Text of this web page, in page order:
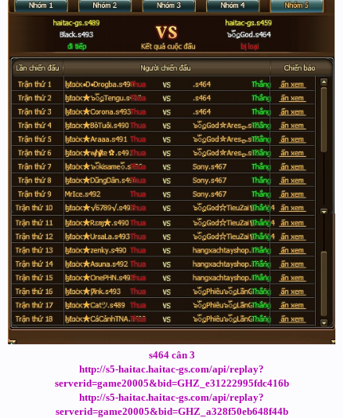
s464 cân 3
http://s5-haitac.haitac-gs.com/api/replay?
serverid=game20005&bid=GHZ_e31222995fdc416b
http://s5-haitac.haitac-gs.com/api/replay?
serverid=game20005&bid=GHZ_a328f50eb648f44b